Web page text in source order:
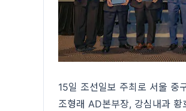
15일 조선일보 주최로 서울 중
조형래 AD본부장, 강심내과